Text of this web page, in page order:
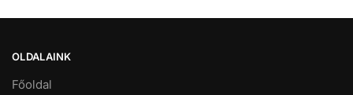
OLDALAINK
Főoldal